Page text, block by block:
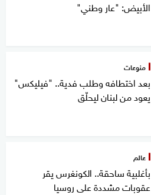
الأبيض: "عار وطني"
منوعات
بعد اختطافه وطلب فدية.. "فيليكس"
يعود من لبنان ليحلّق
عالم
بأغلبية ساحقة.. الكونغرس يقر
عقوبات مشددة على روسيا